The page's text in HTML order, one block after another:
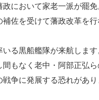
において家老一派が罷
佐を受けて藩政改革を行
る黒船艦隊が来航しま
もなく老中・阿部正弘
争に発展する恐れがあ